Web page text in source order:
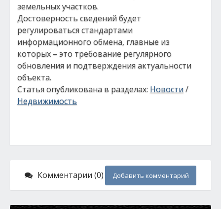
земельных участков.
Достоверность сведений будет
регулироваться стандартами
информационного обмена, главные из
которых – это требование регулярного
обновления и подтверждения актуальности
объекта.
Статья опубликована в разделах: Новости/
Недвижимость
Комментарии (0) Добавить комментарий